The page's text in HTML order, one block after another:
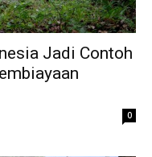
Jadi Contoh
0